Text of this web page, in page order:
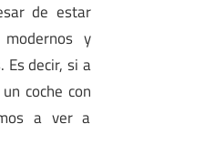
de estar
y
Es decir, si a
coche con
a ver a